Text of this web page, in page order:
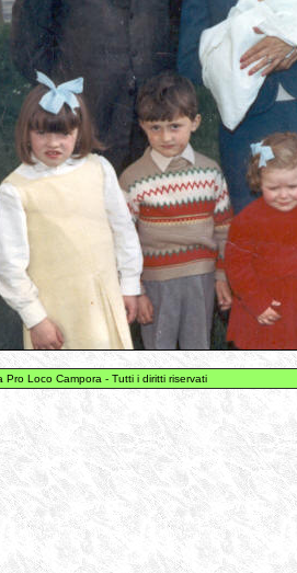
Pro Loco Campora - Tutti i diritti riservati